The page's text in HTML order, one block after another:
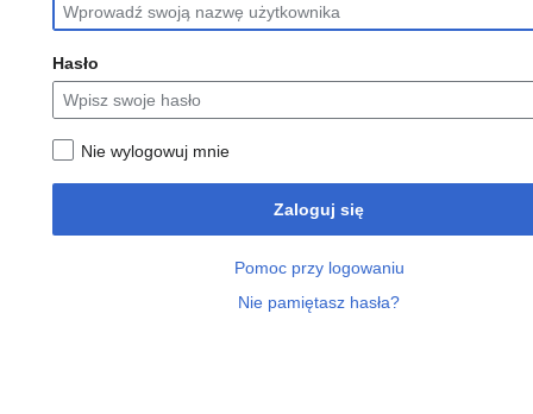
Hasło
Nie wylogowuj mnie
Zaloguj się
Pomoc przy logowaniu
Nie pamiętasz hasła?